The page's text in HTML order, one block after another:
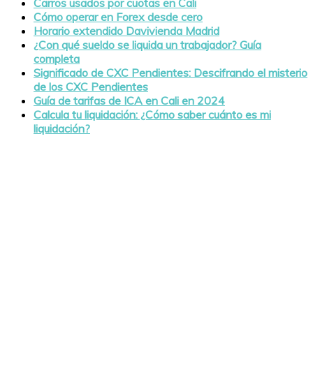
Cómo operar en Forex desde cero
Horario extendido Davivienda Madrid
¿Con qué sueldo se liquida un trabajador? Guía
completa
Significado de CXC Pendientes: Descifrando el misterio
de los CXC Pendientes
Guía de tarifas de ICA en Cali en 2024
Calcula tu liquidación: ¿Cómo saber cuánto es mi
liquidación?